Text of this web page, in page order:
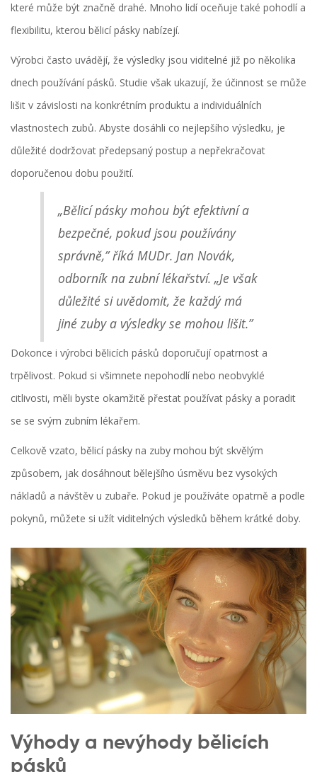
které může být značně drahé. Mnoho lidí oceňuje také pohodlí a
flexibilitu, kterou bělicí pásky nabízejí.
Výrobci často uvádějí, že výsledky jsou viditelné již po několika
dnech používání pásků. Studie však ukazují, že účinnost se může
lišit v závislosti na konkrétním produktu a individuálních
vlastnostech zubů. Abyste dosáhli co nejlepšího výsledku, je
důležité dodržovat předepsaný postup a nepřekračovat
doporučenou dobu použití.
„Bělicí pásky mohou být efektivní a
bezpečné, pokud jsou používány
správně,” říká MUDr. Jan Novák,
odborník na zubní lékařství. „Je však
důležité si uvědomit, že každý má
jiné zuby a výsledky se mohou lišit.”
Dokonce i výrobci bělicích pásků doporučují opatrnost a
trpělivost. Pokud si všimnete nepohodlí nebo neobvyklé
citlivosti, měli byste okamžitě přestat používat pásky a poradit
se se svým zubním lékařem.
Celkově vzato, bělicí pásky na zuby mohou být skvělým
způsobem, jak dosáhnout bělejšího úsměvu bez vysokých
nákladů a návštěv u zubaře. Pokud je používáte opatrně a podle
pokynů, můžete si užít viditelných výsledků během krátké doby.
Výhody a nevýhody bělicích
pásků